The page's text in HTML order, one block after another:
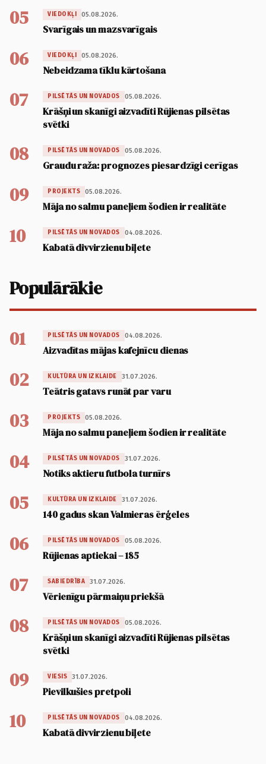
05 VIEDOKĻI 05.08.2026.
Svarīgais un mazsvarīgais
06 VIEDOKĻI 05.08.2026.
Nebeidzama tīklu kārtošana
07 PILSĒTĀS UN NOVADOS 05.08.2026.
Krāšņi un skanīgi aizvadīti Rūjienas pilsētas
svētki
08 PILSĒTĀS UN NOVADOS 05.08.2026.
Graudu raža: prognozes piesardzīgi cerīgas
09 PROJEKTS 05.08.2026.
Māja no salmu paneļiem šodien ir realitāte
10 PILSĒTĀS UN NOVADOS 04.08.2026.
Kabatā divvirzienu biļete
Populārākie
01 PILSĒTĀS UN NOVADOS 04.08.2026.
Aizvadītas mājas kafejnīcu dienas
02 KULTŪRA UN IZKLAIDE 31.07.2026.
Teātris gatavs runāt par varu
03 PROJEKTS 05.08.2026.
Māja no salmu paneļiem šodien ir realitāte
04 PILSĒTĀS UN NOVADOS 31.07.2026.
Notiks aktieru futbola turnīrs
05 KULTŪRA UN IZKLAIDE 31.07.2026.
140 gadus skan Valmieras ērģeles
06 PILSĒTĀS UN NOVADOS 05.08.2026.
Rūjienas aptiekai – 185
07 SABIEDRĪBA 31.07.2026.
Vērienīgu pārmaiņu priekšā
08 PILSĒTĀS UN NOVADOS 05.08.2026.
Krāšņi un skanīgi aizvadīti Rūjienas pilsētas
svētki
09 VIESIS 31.07.2026.
Pievilkušies pretpoli
10 PILSĒTĀS UN NOVADOS 04.08.2026.
Kabatā divvirzienu biļete